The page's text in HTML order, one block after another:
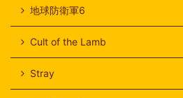
地球防衛軍6
Cult of the Lamb
Stray